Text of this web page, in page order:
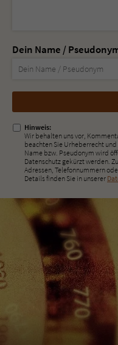
Dein Name /
Nicht
ausfüllen!
Hinweis:
Wir behalten uns vor,
beachten Sie Urheberrecht
Name bzw. Pseudonym wird
Datenschutz gekürzt werden.
Adressen, Telefonnummern
Details finden Sie in unserer